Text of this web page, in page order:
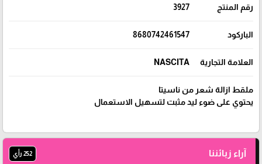
رقم المنتج 3927
الباركود 8680742461547
العلامة التجارية NASCITA
ملقط ازالة شعر من ناسيتا
يحتوي على ضوء ليد مثبت لتسهيل الاستعمال
آراء زبائننا 252 رأي